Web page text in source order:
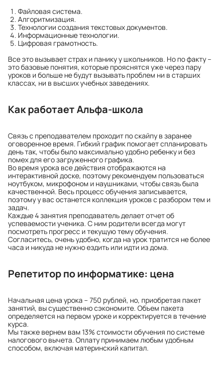
Файловая система.
Алгоритмизация.
Технологии создания текстовых документов.
Информационные технологии.
Цифровая грамотность.
Все это вызывает страх и панику у школьников. Но по факту –
это базовые понятия, которые прояснятся уже через пару
уроков и больше не будут вызывать проблем ни в старших
классах, ни в высших учебных заведениях.
Как работает Альфа-школа
Связь с преподавателем проходит по скайпу в заранее
оговоренное время. Гибкий график помогает спланировать
день так, чтобы было максимально удобно ребенку и без
помех для его загруженного графика.
Во время урока все действия отображаются на
интерактивной доске, поэтому рекомендуем пользоваться
ноутбуком, микрофоном и наушниками, чтобы связь была
качественной. Весь процесс обучения записывается,
поэтому у вас останется коллекция уроков с разбором тем и
задач.
Каждые 4 занятия преподаватель делает отчет об
успеваемости ученика. С ним родители всегда могут
посмотреть прогресс и текущую тему обучения.
Согласитесь, очень удобно, когда на урок тратится не более
часа и никуда не нужно ездить или идти из дома.
Репетитор по информатике: цена
Начальная цена урока – 750 рублей, но, приобретая пакет
занятий, вы существенно сэкономите. Объем пакета
определяется на первом уроке и корректируется в течение
курса.
Мы также вернем вам 13% стоимости обучения по системе
налогового вычета. Оплату принимаем любым удобным
способом, включая материнский капитал.